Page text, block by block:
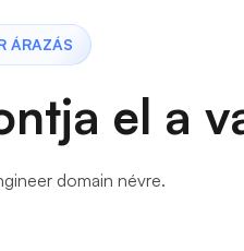
ÁRAZÁS
el a
domain névre.